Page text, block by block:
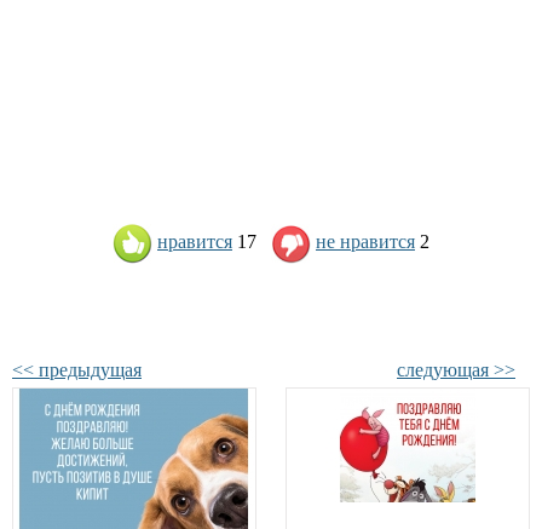
нравится 17 не нравится 2
<< предыдущая следующая >>